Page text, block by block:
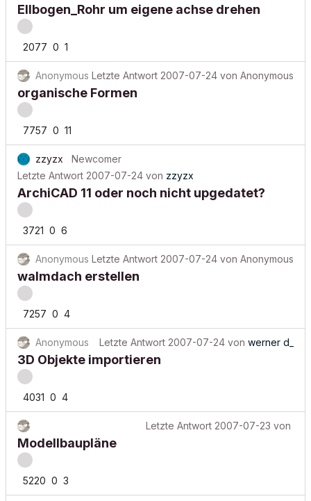
Ellbogen_Rohr um eigene achse drehen
2077 0 1
Anonymous Letzte Antwort 2007-07-24 von Anonymous
organische Formen
7757 0 11
zzyzx
Newcomer
Letzte Antwort 2007-07-24 von zzyzx
ArchiCAD 11 oder noch nicht upgedatet?
3721 0 6
Anonymous Letzte Antwort 2007-07-24 von Anonymous
walmdach erstellen
7257 0 4
Anonymous Letzte Antwort 2007-07-24 von werner d_
3D Objekte importieren
4031 0 4
Letzte Antwort 2007-07-23 von
Modellbaupläne
5220 0 3